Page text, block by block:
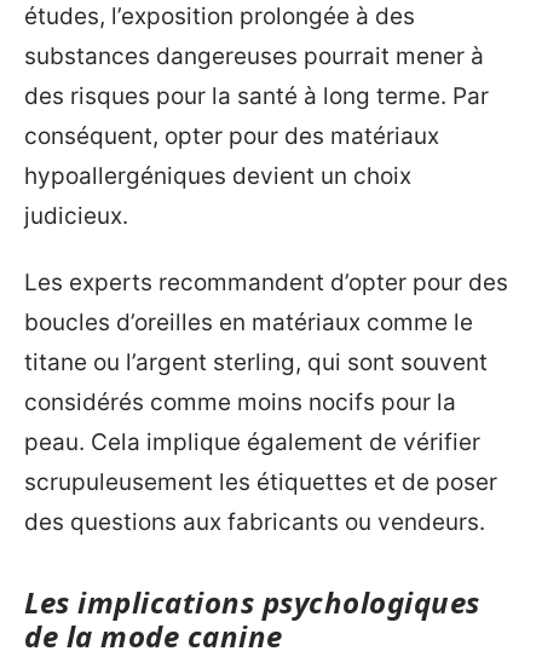
études, l’exposition prolongée à des
substances dangereuses pourrait mener à
des risques pour la santé à long terme. Par
conséquent, opter pour des matériaux
hypoallergéniques devient un choix
judicieux.
Les experts recommandent d’opter pour des
boucles d’oreilles en matériaux comme le
titane ou l’argent sterling, qui sont souvent
considérés comme moins nocifs pour la
peau. Cela implique également de vérifier
scrupuleusement les étiquettes et de poser
des questions aux fabricants ou vendeurs.
Les implications psychologiques
de la mode canine